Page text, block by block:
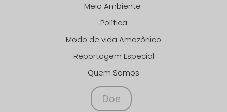
Meio Ambiente
Política
Modo de vida Amazônico
Reportagem Especial
Quem Somos
Doe